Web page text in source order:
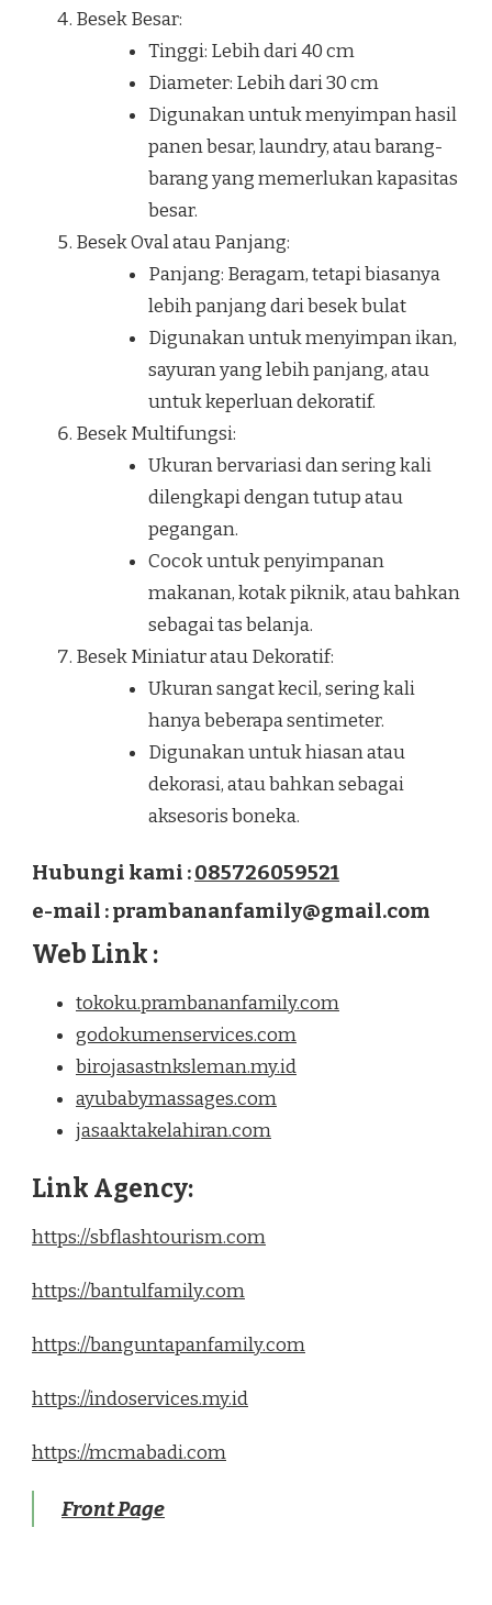
Besek Besar:
Tinggi: Lebih dari 40 cm
Diameter: Lebih dari 30 cm
Digunakan untuk menyimpan hasil
panen besar, laundry, atau barang-
barang yang memerlukan kapasitas
besar.
Besek Oval atau Panjang:
Panjang: Beragam, tetapi biasanya
lebih panjang dari besek bulat
Digunakan untuk menyimpan ikan,
sayuran yang lebih panjang, atau
untuk keperluan dekoratif.
Besek Multifungsi:
Ukuran bervariasi dan sering kali
dilengkapi dengan tutup atau
pegangan.
Cocok untuk penyimpanan
makanan, kotak piknik, atau bahkan
sebagai tas belanja.
Besek Miniatur atau Dekoratif:
Ukuran sangat kecil, sering kali
hanya beberapa sentimeter.
Digunakan untuk hiasan atau
dekorasi, atau bahkan sebagai
aksesoris boneka.
Hubungi kami :085726059521
e-mail : prambananfamily@gmail.com
Web Link :
tokoku.prambananfamily.com
godokumenservices.com
birojasastnksleman.my.id
ayubabymassages.com
jasaaktakelahiran.com
Link Agency:
https://sbflashtourism.com
https://bantulfamily.com
https://banguntapanfamily.com
https://indoservices.my.id
https://mcmabadi.com
Front Page